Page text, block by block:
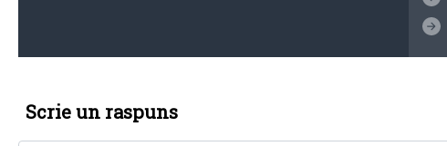
Scrie un raspuns